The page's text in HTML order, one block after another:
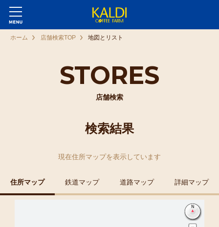
STORES
店舗検索
ホーム 店舗検索TOP 地図とリスト
検索結果
現在住所マップを表示しています
住所マップ 鉄道マップ 道路マップ 詳細マップ